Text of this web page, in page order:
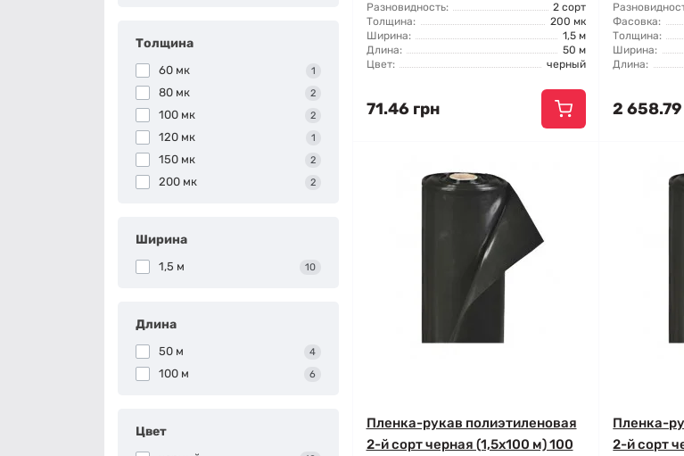
Толщина
60 мк 1
80 мк 2
100 мк 2
120 мк 1
150 мк 2
200 мк 2
Ширина
1,5 м 10
Длина
50 м 4
100 м 6
Цвет
Разновидность:
2 сорт
Толщина:
200 мк
Ширина:
1,5 м
Длина:
50 м
Цвет:
черный
71.46 грн
Фасовка:
Толщина:
Ширина:
Длина:
2 658.79
Пленка-рукав полиэтиленовая
2-й сорт черная (1,5x100 м) 100
Пленка-
2-й сорт